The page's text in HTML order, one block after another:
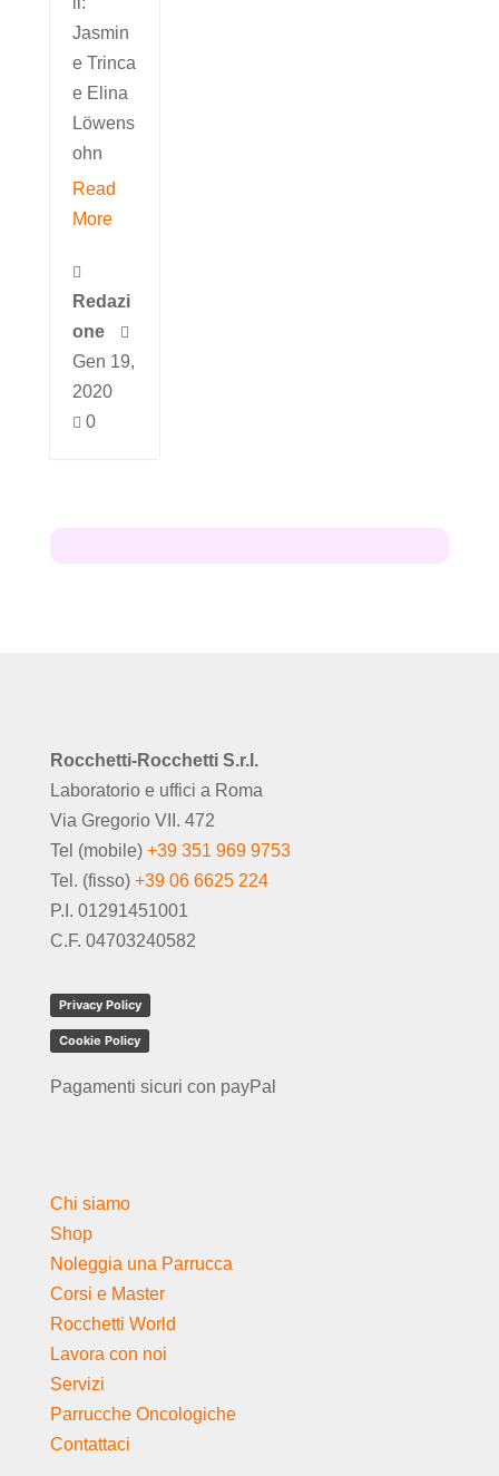
Jasmin
e Trinca
e Elina
Löwens
ohn
Read
More

Redazi
one

Gen 19,
2020
 0
Rocchetti-Rocchetti S.r.l.
Laboratorio e uffici a Roma
Via Gregorio VII. 472
Tel (mobile) +39 351 969 9753
Tel. (fisso) +39 06 6625 224
P.I. 01291451001
C.F. 04703240582
Privacy Policy
Cookie Policy
Pagamenti sicuri con payPal
Chi siamo
Shop
Noleggia una Parrucca
Corsi e Master
Rocchetti World
Lavora con noi
Servizi
Parrucche Oncologiche
Contattaci